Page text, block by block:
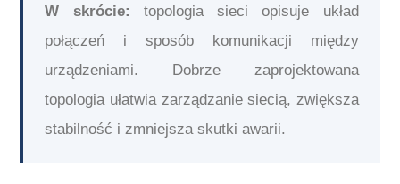
W skrócie: topologia sieci opisuje układ
połączeń i sposób komunikacji między
urządzeniami. Dobrze zaprojektowana
topologia ułatwia zarządzanie siecią, zwiększa
stabilność i zmniejsza skutki awarii.